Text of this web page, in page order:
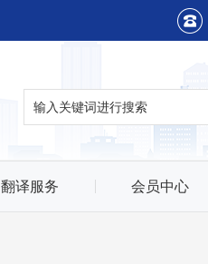
翻译服务 会员中心